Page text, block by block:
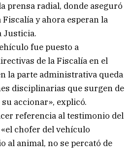
prensa radial, donde aseguró
Fiscalía y ahora esperan la
Justicia.
fue puesto a
de la Fiscalía en el
la parte administrativa queda
disciplinarias que surgen de
accionar», explicó.
referencia al testimonio del
chofer del vehículo
al animal, no se percató de